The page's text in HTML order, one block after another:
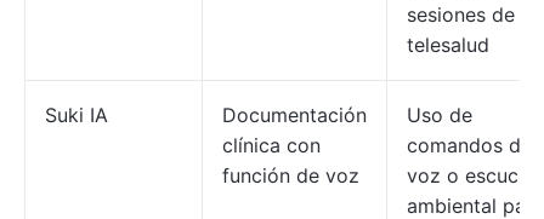
sesiones de
telesalud
Suki IA
Documentación
clínica con
función de voz
Uso de
comandos de
voz o escucha
ambiental para